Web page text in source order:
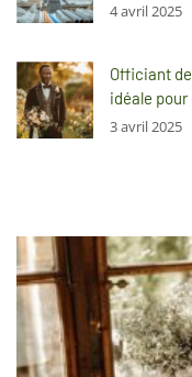
4 avril 2025
Officiant
idéale
3 avril 2025